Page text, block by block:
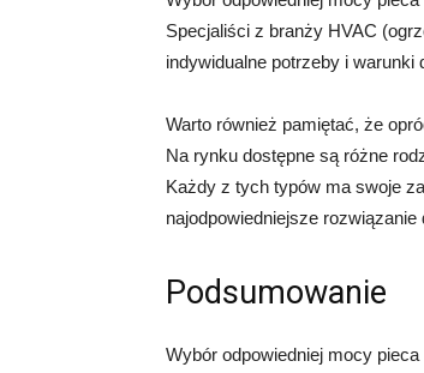
Specjaliści z branży HVAC
indywidualne potrzeby i
Warto również pamiętać, że
Na rynku dostępne są różne
Każdy z tych typów ma swoje
najodpowiedniejsze rozwiązanie
Podsumowanie
Wybór odpowiedniej mocy